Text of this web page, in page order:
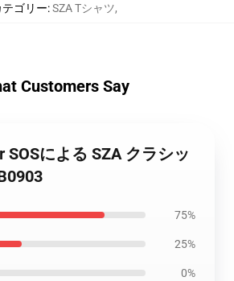
テゴリー:SZA Tシャツ,
Customers Say
SOSによる SZA クラシッ
75%
25%
0%